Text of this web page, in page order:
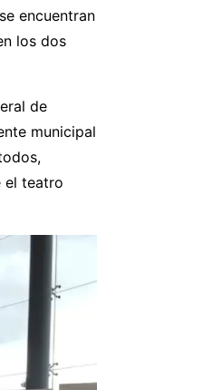
encuentran
los dos
de
municipal
el teatro